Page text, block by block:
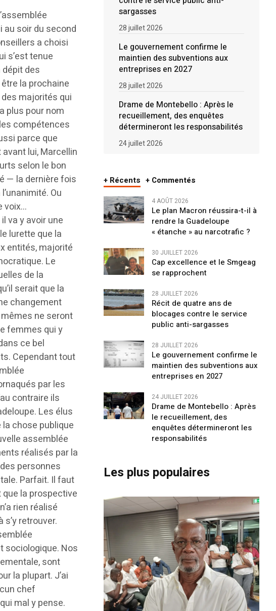
au soir du second
a choisi
s’est tenue
dépit des
la prochaine
majorités qui
plus pour nom
compétences
parce que
lui, Marcellin
selon le bon
— la dernière fois
Ou
voix…
va y avoir une
lurette que la
entités, majorité
Le
de la
serait que la
changement
ne seront
femmes qui y
ce bel
Cependant tout
par les
contraire ils
Les élus
chose publique
assemblée
réalisés par la
personnes
Parfait. Il faut
que la prospective
rien réalisé
retrouver.
sociologique. Nos
sont
la plupart. J’ai
chef
mal y pense.
sargasses
28 juillet 2026
Le gouvernement confirme le
maintien des subventions aux
entreprises en 2027
28 juillet 2026
Drame de Montebello : Après le
recueillement, des enquêtes
détermineront les responsabilités
24 juillet 2026
+ Récents + Commentés
4 AOÛT 2026
Le plan Macron réussira-t-il à
rendre la Guadeloupe
« étanche » au narcotrafic ?
30 JUILLET 2026
Cap excellence et le Smgeag
se rapprochent
28 JUILLET 2026
Récit de quatre ans de
blocages contre le service
public anti-sargasses
28 JUILLET 2026
Le gouvernement confirme le
maintien des subventions aux
entreprises en 2027
24 JUILLET 2026
Drame de Montebello : Après
le recueillement, des
enquêtes détermineront les
responsabilités
Les plus populaires